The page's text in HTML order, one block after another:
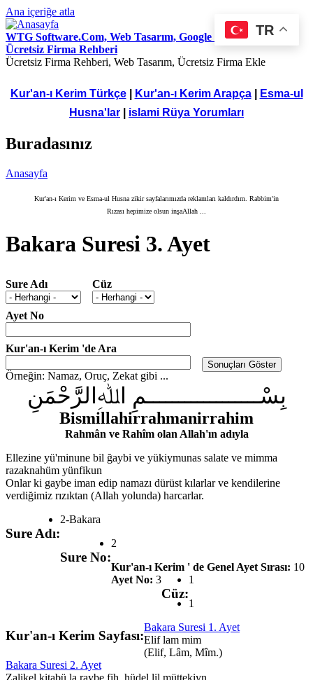
Ana içeriğe atla
WTG Software.Com, Web Tasarım, Google Seo Hizmetleri,
Ücretsiz Firma Rehberi
Ücretsiz Firma Rehberi, Web Tasarım, Ücretsiz Firma Ekle
Kur'an-ı Kerim Türkçe| Kur'an-ı Kerim Arapça|
Esma-ul
Husna'lar
islami Rüya Yorumları
Buradasınız
Anasayfa
Kur'an-ı Kerim ve Esma-ul Husna zikir sayfalarımızda reklamları kaldırdım. Rabbim'in
Rızası hepimize olsun inşaAllah ...
Bakara Suresi 3. Ayet
Sure Adı Cüz
Ayet No
Kur'an-ı Kerim 'de Ara
Örneğin: Namaz, Oruç, Zekat gibi ...
بِسْــــــــــــــــــمِ اﷲِالرَّحْمَنِ
Bismillahirrahmanirrahim
Rahmân ve Rahîm olan Allah'ın adıyla
Ellezine yü'minune bil ğaybi ve yükiymunas salate ve mimma
razaknahüm yünfikun
Onlar ki gaybe iman edip namazı dürüst kılarlar ve kendilerine
verdiğimiz rızıktan (Allah yolunda) harcarlar.
Sure Adı:
2-Bakara
Sure No:
2
Kur'an-ı Kerim ' de Genel Ayet Sırası: 10
Ayet No: 3
Cüz:
1
Kur'an-ı Kerim Sayfası:
1
Bakara Suresi 1. Ayet
Elif lam mim
(Elif, Lâm, Mîm.)
Bakara Suresi 2. Ayet
Zalikel kitabü la raybe fih, hüdel lil müttekiyn
TR